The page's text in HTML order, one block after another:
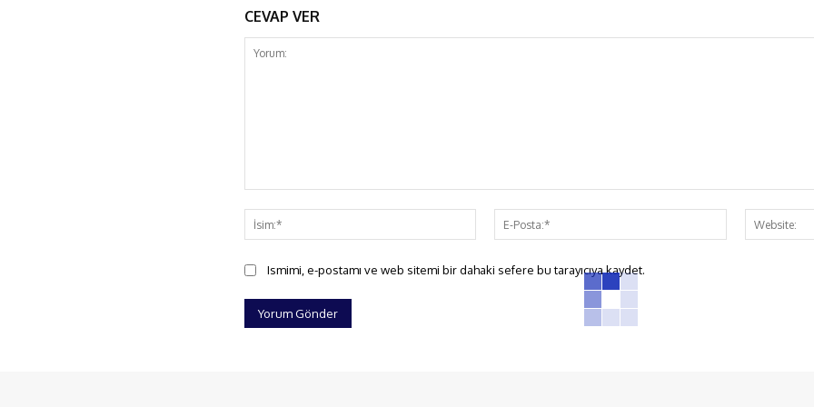
CEVAP VER
İsim:*
Posta:*
Ismimi, e-postamı ve web sitemi bir dahaki sefere bu tarayıcıya kaydet.